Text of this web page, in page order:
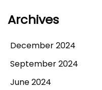
Archives
December 2024
September 2024
June 2024